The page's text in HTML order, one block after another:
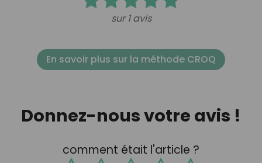
sur 1 avis
En savoir plus sur la méthode CROQ
Donnez-nous votre avis !
comment était l'article ?